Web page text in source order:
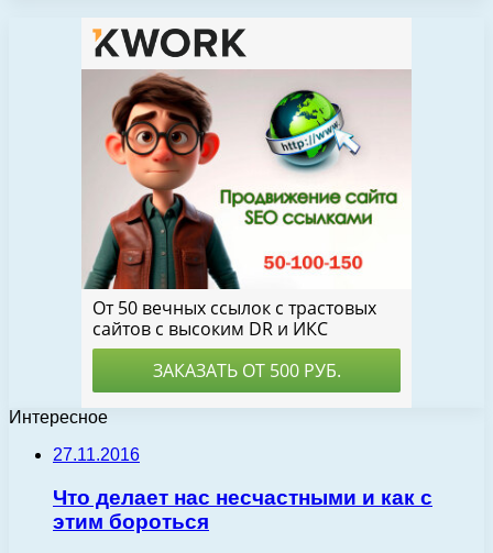
Интересное
27.11.2016
Что делает нас несчастными и как с
этим бороться